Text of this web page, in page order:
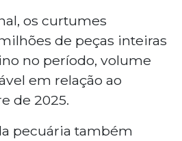
os curtumes
de peças inteiras
no período, volume
em relação ao
de 2025.
pecuária também